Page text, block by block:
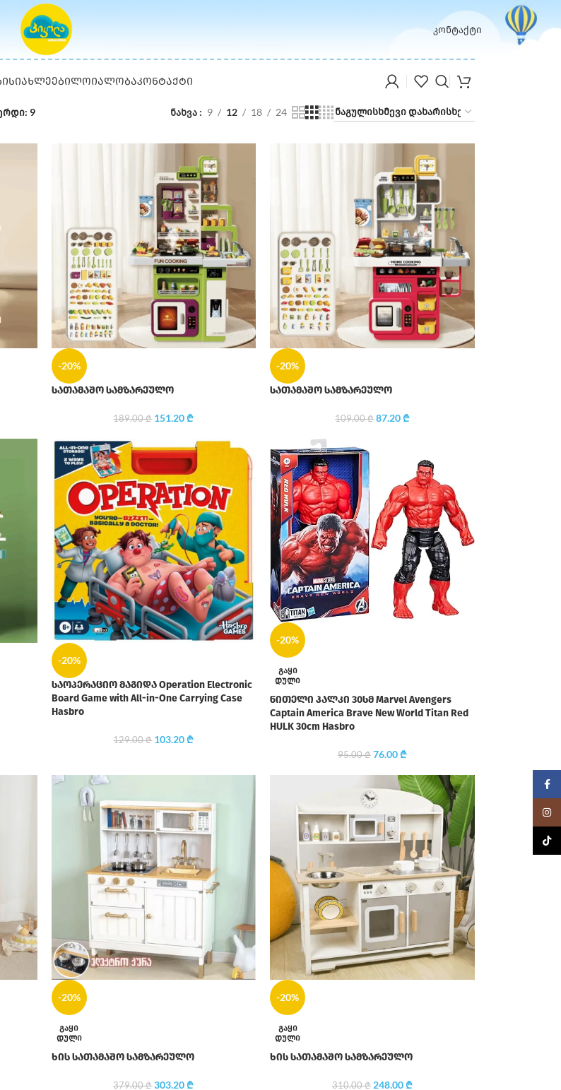
კონტაქტი
ᲡᲘᲐᲮᲚᲔᲔᲑᲘᲚᲝᲘᲐᲚᲝᲑᲐᲙᲝᲜᲢᲐᲥᲢᲘ
9 ნახვა 9 12 18 24
-20%
სათამაშო სამზარეულო
189.00₾ 151.20₾
-20%
სათამაშო სამზარეულო
109.00₾ 87.20₾
-20%
საოპერაციო მაგიდა Operation Electronic
Board Game with All-in-One Carrying Case
Hasbro
129.00₾ 103.20₾
-20%
ᲒᲐᲧᲘ
ᲓᲣᲚᲘ
წითელი ჰალკი 30სმ Marvel Avengers
Captain America Brave New World Titan Red
HULK 30cm Hasbro
95.00₾ 76.00₾
-20%
ᲒᲐᲧᲘ
ᲓᲣᲚᲘ
ხის სათამაშო სამზარეულო
379.00₾ 303.20₾
-20%
ᲒᲐᲧᲘ
ᲓᲣᲚᲘ
ხის სათამაშო სამზარეულო
310.00₾ 248.00₾